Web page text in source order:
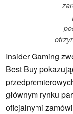
Insider Gaming
Best Buy
głównym rynku
oficjalnymi